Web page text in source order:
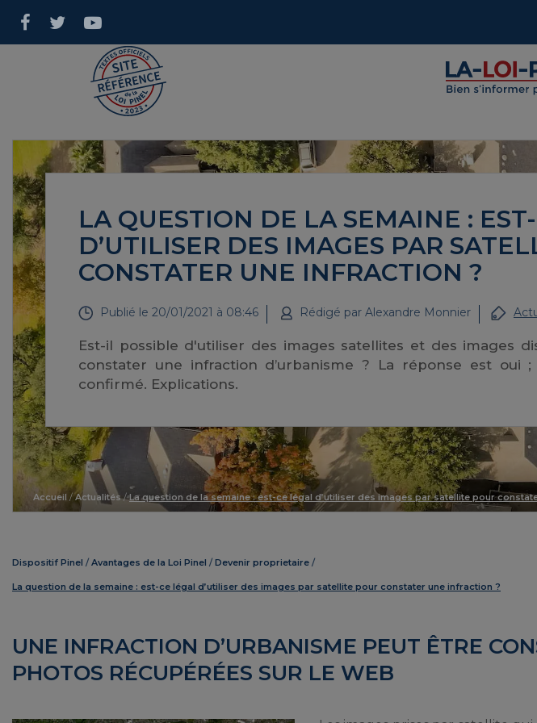
LA QUESTION DE LA SEMAINE :
D’UTILISER DES IMAGES PAR
CONSTATER UNE INFRACTION ?
Publié le 20/01/2021 à 08:46 Rédigé par Alexandre Monnier
Est-il possible d'utiliser des images satellites et des images
constater une infraction d’urbanisme ? La réponse est oui ;
confirmé. Explications.
Accueil /Actualités/La question de la semaine : est-ce légal d’utiliser des images par satellite pour
Dispositif Pinel Avantages de la Loi Pinel Devenir proprietaire
La question de la semaine : est-ce légal d’utiliser des images par satellite pour constater une infraction ?
UNE INFRACTION D’URBANISME PEUT ÊTRE
PHOTOS RÉCUPÉRÉES SUR LE WEB